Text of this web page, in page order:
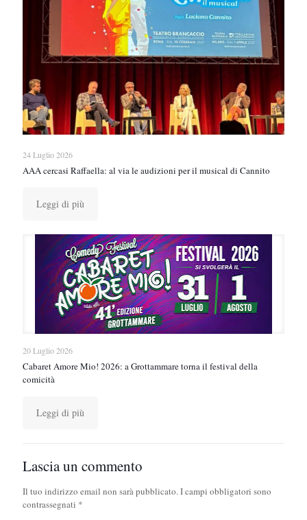
24 Luglio 2026
AAA cercasi Raffaella: al via le audizioni per il musical di Cannito
Leggi di più
20 Luglio 2026
Cabaret Amore Mio! 2026: a Grottammare torna il festival della
comicità
Leggi di più
Lascia un commento
Il tuo indirizzo email non sarà pubblicato.I campi obbligatori sono
contrassegnati *